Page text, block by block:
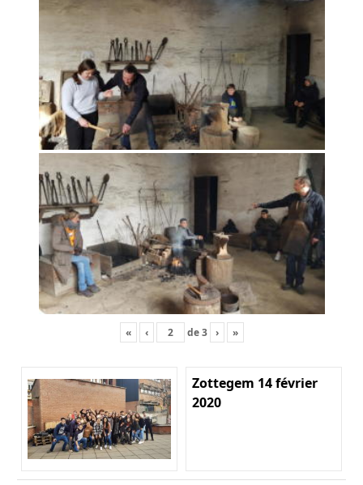
« ‹ de3 › »
Zottegem 14 février
2020